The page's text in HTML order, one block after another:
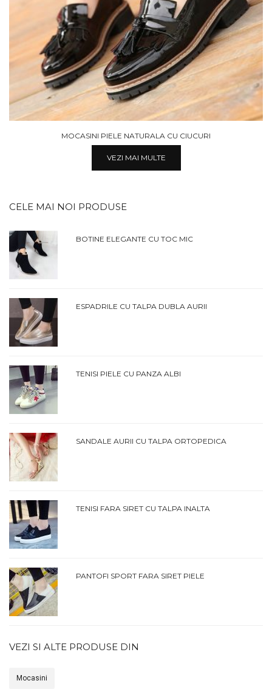
MOCASINI OFFICE DIN PIELE NATURALA
VEZI MAI MULTE
CELE MAI NOI PRODUSE
BOTINE ELEGANTE CU TOC MIC
ESPADRILE CU TALPA DUBLA AURII
TENISI PIELE CU PANZA ALBI
SANDALE AURII CU TALPA ORTOPEDICA
TENISI FARA SIRET CU TALPA INALTA
PANTOFI SPORT FARA SIRET PIELE
VEZI SI ALTE PRODUSE DIN
Mocasini